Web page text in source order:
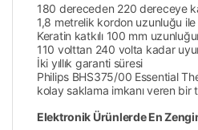
180 dereceden 220 dereceye
1,8 metrelik kordon uzunluğu ile
Keratin katkılı 100 mm
110 volttan 240 volta kadar
İki yıllık garanti süresi
Philips BHS375/00 Essential
kolay saklama imkanı veren bir
Elektronik Ürünlerde En